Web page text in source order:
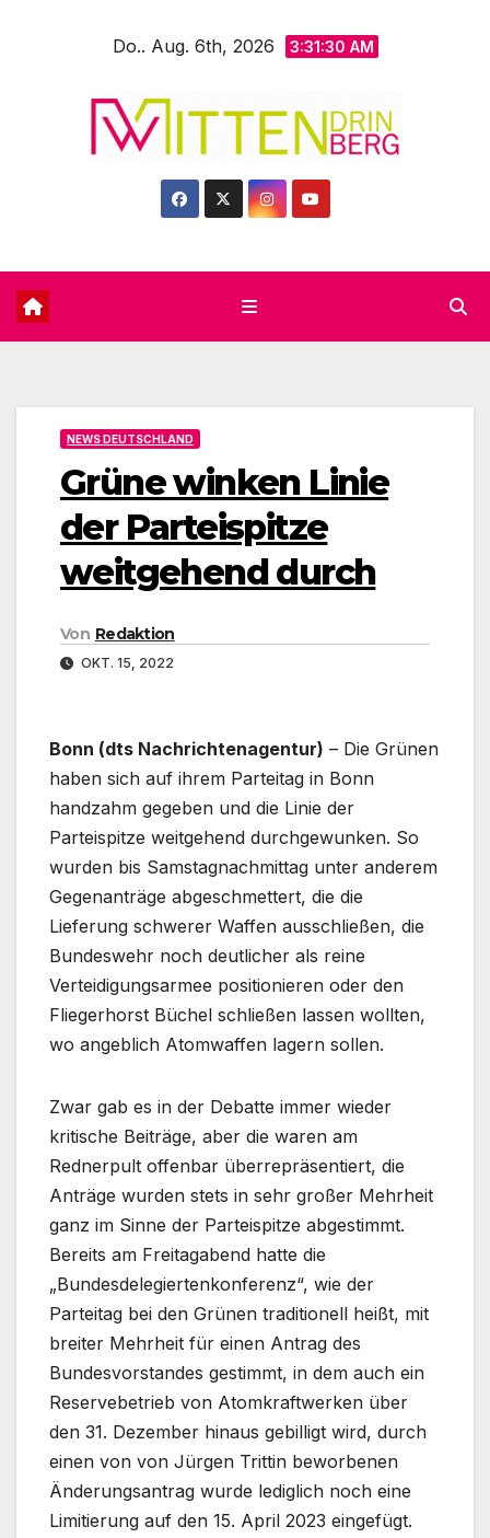
Do.. Aug. 6th, 2026 3:31:31 AM
NEWS DEUTSCHLAND
Grüne winken Linie
der Parteispitze
weitgehend durch
Von Redaktion
OKT. 15, 2022
Bonn (dts Nachrichtenagentur) – Die Grünen
haben sich auf ihrem Parteitag in Bonn
handzahm gegeben und die Linie der
Parteispitze weitgehend durchgewunken. So
wurden bis Samstagnachmittag unter anderem
Gegenanträge abgeschmettert, die die
Lieferung schwerer Waffen ausschließen, die
Bundeswehr noch deutlicher als reine
Verteidigungsarmee positionieren oder den
Fliegerhorst Büchel schließen lassen wollten,
wo angeblich Atomwaffen lagern sollen.
Zwar gab es in der Debatte immer wieder
kritische Beiträge, aber die waren am
Rednerpult offenbar überrepräsentiert, die
Anträge wurden stets in sehr großer Mehrheit
ganz im Sinne der Parteispitze abgestimmt.
Bereits am Freitagabend hatte die
„Bundesdelegiertenkonferenz“, wie der
Parteitag bei den Grünen traditionell heißt, mit
breiter Mehrheit für einen Antrag des
Bundesvorstandes gestimmt, in dem auch ein
Reservebetrieb von Atomkraftwerken über
den 31. Dezember hinaus gebilligt wird, durch
einen von von Jürgen Trittin beworbenen
Änderungsantrag wurde lediglich noch eine
Limitierung auf den 15. April 2023 eingefügt.